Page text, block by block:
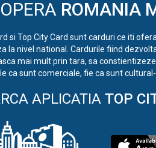
ROMANIA
si Top City Card sunt carduri ce iti
la nivel national. Cardurile fiind
mai mult prin tara, sa
ca sunt comerciale, fie ca sunt
APLICATIA TOP